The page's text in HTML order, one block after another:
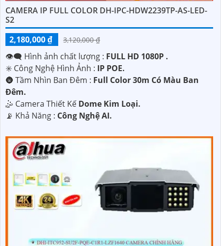
CAMERA IP FULL COLOR DH-IPC-HDW2239TP-AS-LED-
S2
2,180,000 ₫
3,120,000 ₫
👁️‍🗨 Hình ảnh chất lượng : FULL HD 1080P .
✳️ Công Nghệ Hình Ảnh : IP POE.
🌚 Tầm Nhìn Ban Đêm : Full Color 30m Có Màu Ban
Đêm.
🤹 Camera Thiết Kế Dome Kim Loại.
️📡 Khả Năng : Công Nghệ AI.